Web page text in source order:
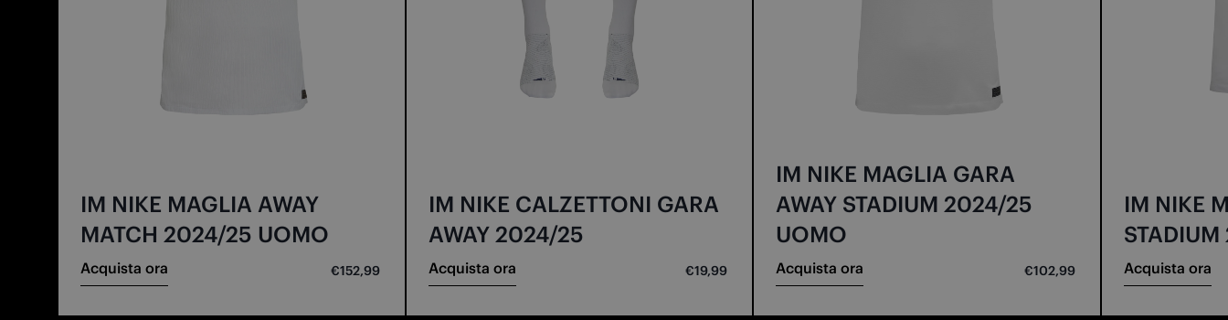
IM NIKE MAGLIA AWAY
MATCH 2024/25 UOMO
Acquista ora €152,99
IM NIKE CALZETTONI GARA
AWAY 2024/25
Acquista ora €19,99
IM NIKE MAGLIA GARA
AWAY STADIUM 2024/25
UOMO
Acquista ora €102,99
IM NIKE
Acquista ora